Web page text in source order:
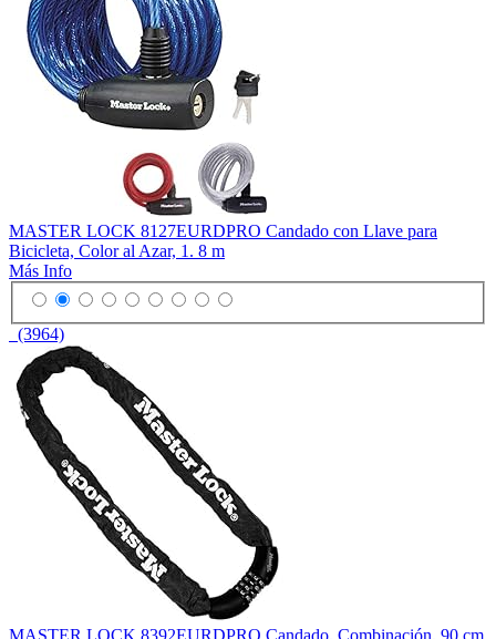
MASTER LOCK 8127EURDPRO Candado con Llave para
Bicicleta, Color al Azar, 1. 8 m
Más Info
(3964)
MASTER LOCK 8392EURDPRO Candado, Combinación, 90 cm